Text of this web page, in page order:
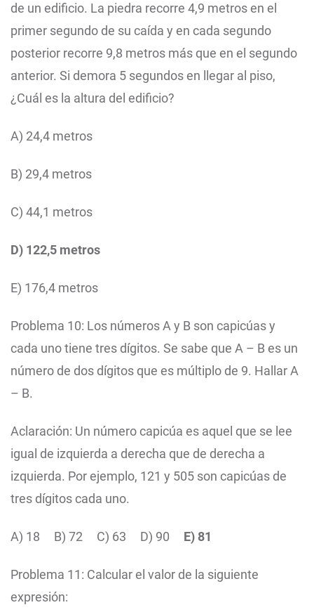
de un edificio. La piedra recorre 4,9 metros en el
primer segundo de su caída y en cada segundo
posterior recorre 9,8 metros más que en el segundo
anterior. Si demora 5 segundos en llegar al piso,
¿Cuál es la altura del edificio?
A) 24,4 metros
B) 29,4 metros
C) 44,1 metros
D) 122,5 metros
E) 176,4 metros
Problema 10: Los números A y B son capicúas y
cada uno tiene tres dígitos. Se sabe que A – B es un
número de dos dígitos que es múltiplo de 9. Hallar A
– B.
Aclaración: Un número capicúa es aquel que se lee
igual de izquierda a derecha que de derecha a
izquierda. Por ejemplo, 121 y 505 son capicúas de
tres dígitos cada uno.
A) 18 B) 72 C) 63 D) 90 E) 81
Problema 11: Calcular el valor de la siguiente
expresión: